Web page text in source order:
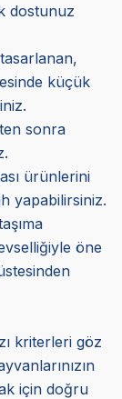
dostunuz
küçük
sonra
ürünlerini
yapabilirsiniz.
öne
kriterleri göz
için doğru